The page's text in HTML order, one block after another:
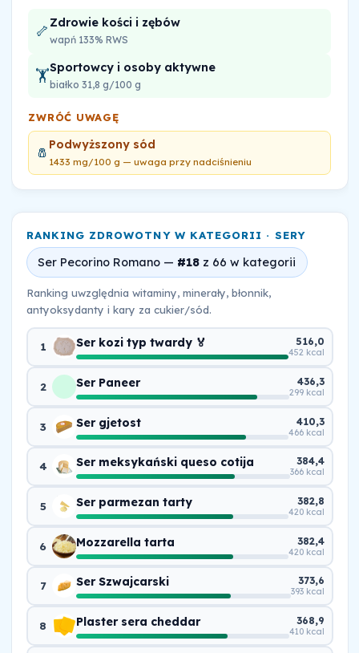
🦴 Zdrowie kości i zębów
wapń 133% RWS
🏋️Sportowcy i osoby aktywne
białko 31,8 g/100 g
ZWRÓĆ UWAGĘ
🧂 Podwyższony sód
1433 mg/100 g — uwaga przy nadciśnieniu
RANKING ZDROWOTNY W KATEGORII · SERY
Ser Pecorino Romano — #18 z 66 w kategorii
Ranking uwzględnia witaminy, minerały, błonnik,
antyoksydanty i kary za cukier/sód.
1 Ser kozi typ twardy 🏅 516,0
452 kcal
2 Ser Paneer 436,3
299 kcal
3 Ser gjetost 410,3
466 kcal
4 Ser meksykański queso cotija 384,4
366 kcal
5 Ser parmezan tarty 382,8
420 kcal
6 Mozzarella tarta 382,4
420 kcal
7 Ser Szwajcarski 373,6
393 kcal
8 Plaster sera cheddar 368,9
410 kcal